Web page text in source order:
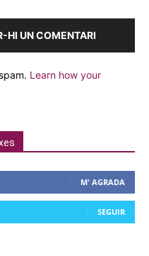
HI UN COMENTARI
Learn how your
M' AGRADA
SEGUIR